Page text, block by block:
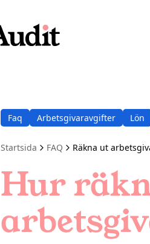
Faq Arbetsgivaravgifter Lön
Startsida FAQ Räkna ut
Hur